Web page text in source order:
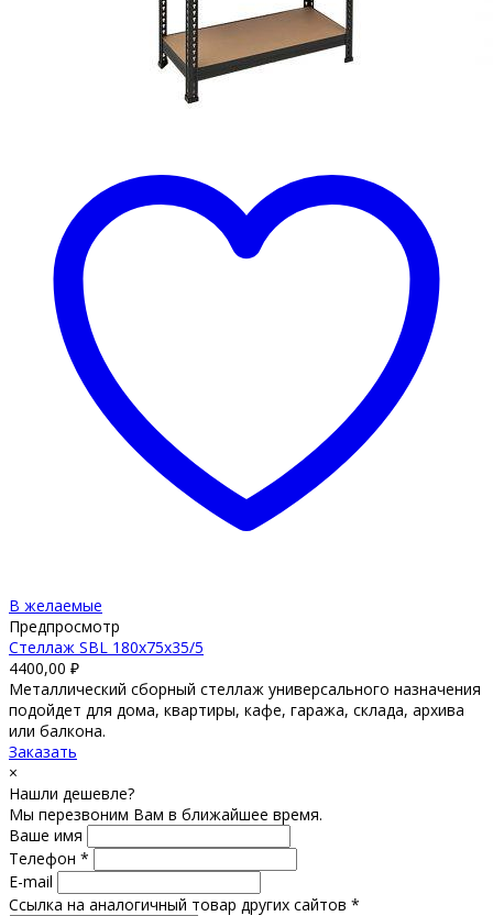
В желаемые
Предпросмотр
Стеллаж SBL 180х75х35/5
4400,00 ₽
Металлический сборный стеллаж универсального назначения
подойдет для дома, квартиры, кафе, гаража, склада, архива
или балкона.
Заказать
×
Нашли дешевле?
Мы перезвоним Вам в ближайшее время.
Ваше имя
Телефон *
E-mail
Ссылка на аналогичный товар других сайтов *